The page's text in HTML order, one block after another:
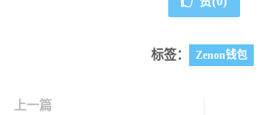
标签： Zenon钱包
上一篇